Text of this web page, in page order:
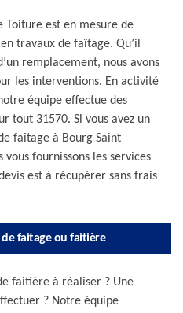
Toiture est en mesure de
travaux de faîtage. Qu’il
remplacement, nous avons
les interventions. En activité
équipe effectue des
tout 31570. Si vous avez un
faîtage à Bourg Saint
vous fournissons les services
est à récupérer sans frais
faitage ou faitière
faitière à réaliser ? Une
? Notre équipe